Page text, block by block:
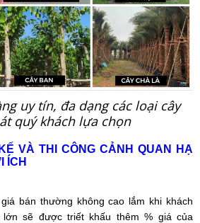
uy tín, đa dạng các loại cây
quý khách lựa chọn
VÀ THI CÔNG CẢNH QUAN HẠ
ÍCH
bán thường không cao lắm khi khách
sẽ được triết khấu thêm % giá của